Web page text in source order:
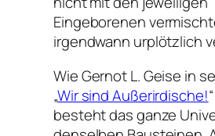
Eingeborenen
irgendwann urplötzlich
Wie Gernot L. Geise in
„Wir sind Außerirdische!
besteht das ganze